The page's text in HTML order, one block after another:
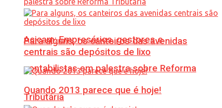
Acicam: Empresários, gestores e
contabilistas em palestra sobre Reforma
Tributária
Para alguns, os canteiros das avenidas
centrais são depósitos de lixo
Quando 2013 parece que é hoje!